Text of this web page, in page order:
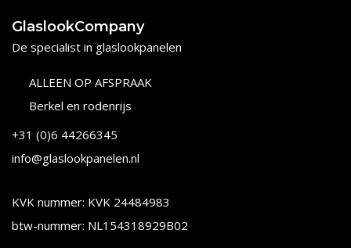
GlaslookCompany
De specialist in glaslookpanelen
ALLEEN OP AFSPRAAK
Berkel en rodenrijs
+31 (0)6 44266345
info@glaslookpanelen.nl
KVK nummer: KVK 24484983
btw-nummer: NL154318929B02